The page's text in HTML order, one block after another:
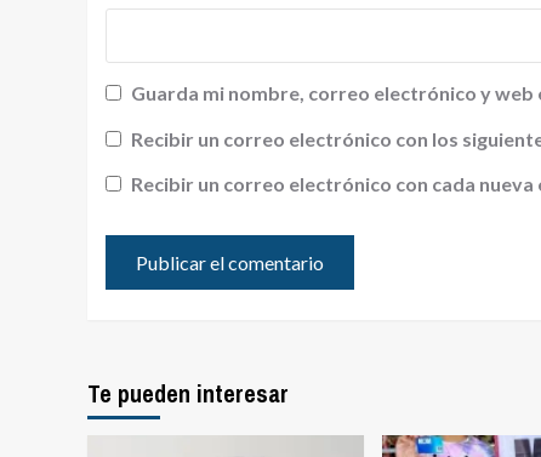
Guarda mi nombre, correo electrónico y
Recibir un correo electrónico con los
Recibir un correo electrónico con cada nueva
Te pueden interesar